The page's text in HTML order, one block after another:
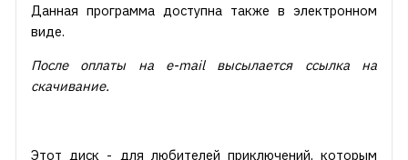
Данная программа доступна также в электронном
виде.
После оплаты на e-mail высылается ссылка на
скачивание.
Этот диск - для любителей приключений, которым